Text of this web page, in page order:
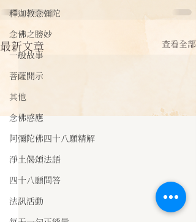
釋迦教念彌陀
念佛之勝妙
一般故事
菩薩開示
其他
念佛感應
阿彌陀佛四十八願精解
淨土偈頌法語
四十八願問答
法訊活動
每天一句正能量
最新文章 查看全部